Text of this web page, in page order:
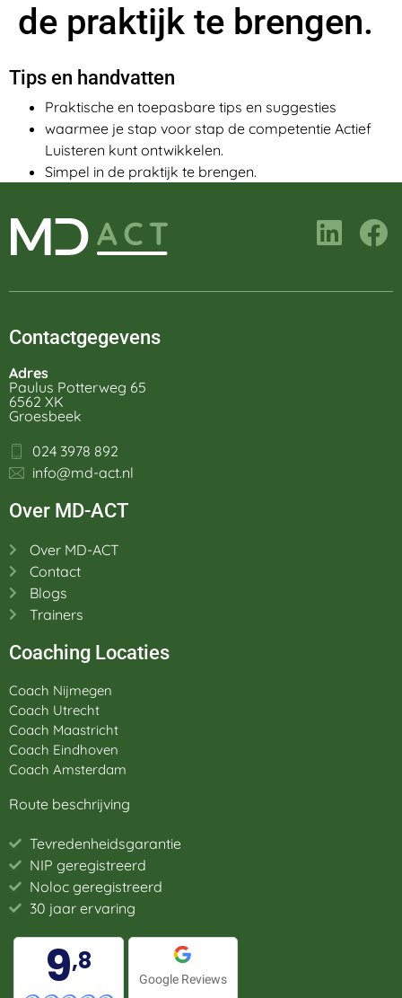
de praktijk te brengen.
Tips en handvatten
Praktische en toepasbare tips en suggesties
waarmee je stap voor stap de competentie Actief
Luisteren kunt ontwikkelen.
Simpel in de praktijk te brengen.
Contactgegevens
Adres
Paulus Potterweg 65
6562 XK
Groesbeek
024 3978 892
info@md-act.nl
Over MD-ACT
Over MD-ACT
Contact
Blogs
Trainers
Coaching Locaties
Coach Nijmegen
Coach Utrecht
Coach Maastricht
Coach Eindhoven
Coach Amsterdam
Route beschrijving
Tevredenheidsgarantie
NIP geregistreerd
Noloc geregistreerd
30 jaar ervaring
9,8
Google Reviews